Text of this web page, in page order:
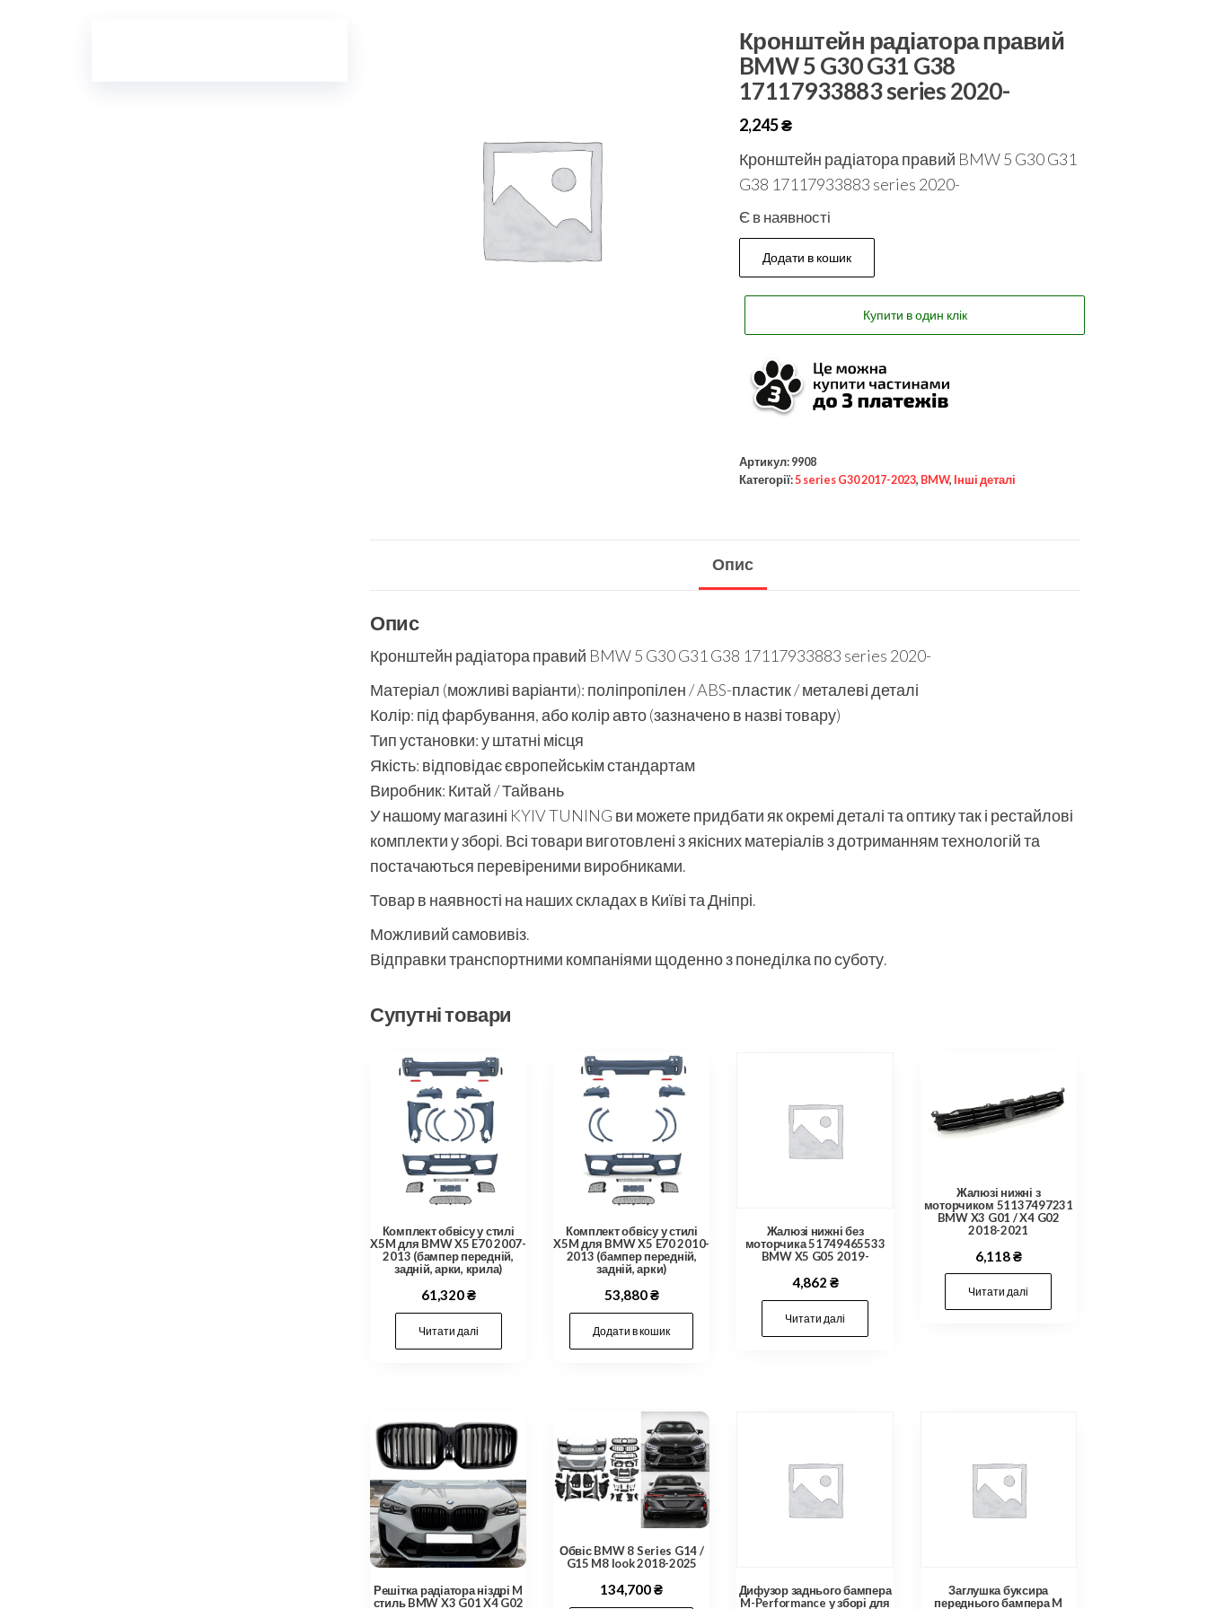
Кронштейн радіатора правий
BMW 5 G30 G31 G38
17117933883 series 2020-
2,245₴
Кронштейн радіатора правий BMW 5 G30 G31
G38 17117933883 series 2020-
Є в наявності
Додати в кошик
Купити в один клік
Артикул: 9908
Категорії:5 series G30 2017-2023, BMW, Інші деталі
Опис
Опис
Кронштейн радіатора правий BMW 5 G30 G31 G38 17117933883 series 2020-
Матеріал (можливі варіанти): поліпропілен / ABS-пластик / металеві деталі
Колір: під фарбування, або колір авто (зазначено в назві товару)
Тип установки: у штатні місця
Якість: відповідає європейськім стандартам
Виробник: Китай / Тайвань
У нашому магазині KYIV TUNING ви можете придбати як окремі деталі та оптику так і рестайлові
комплекти у зборі. Всі товари виготовлені з якісних матеріалів з дотриманням технологій та
постачаються перевіреними виробниками.
Товар в наявності на наших складах в Київі та Дніпрі.
Можливий самовивіз.
Відправки транспортними компаніями щоденно з понеділка по суботу.
Супутні товари
Комплект обвісу у стилі
X5M для BMW X5 E70 2007-
2013 (бампер передній,
задній, арки, крила)
61,320₴
Читати далі
Комплект обвісу у стилі
X5M для BMW X5 E70 2010-
2013 (бампер передній,
задній, арки)
53,880₴
Додати в кошик
Жалюзі нижні без
моторчика 51749465533
BMW X5 G05 2019-
4,862 ₴
Читати далі
Жалюзі нижні з
моторчиком 51137497231
BMW X3 G01 / X4 G02
2018-2021
6,118₴
Читати далі
Решітка радіатора ніздрі M
стиль BMW X3 G01 X4 G02
Обвіс BMW 8 Series G14 /
G15 M8 look 2018-2025
134,700₴
Дифузор заднього бампера
M-Performance у зборі для
Заглушка буксира
переднього бампера M